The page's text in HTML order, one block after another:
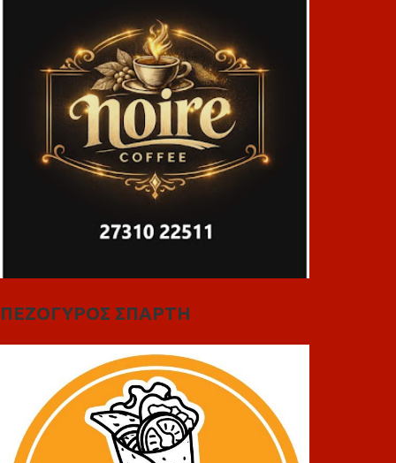
ΠΕΖΟΓΥΡΟΣ ΣΠΑΡΤΗ